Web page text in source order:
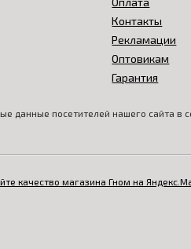
Контакты
Рекламации
Оптовикам
Гарантия
данные посетителей нашего сайта в